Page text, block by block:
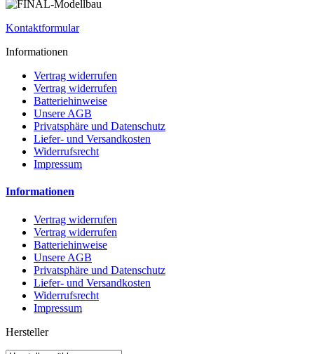
Kontaktformular
Informationen
Vertrag widerrufen
Vertrag widerrufen
Batteriehinweise
Unsere AGB
Privatsphäre und Datenschutz
Liefer- und Versandkosten
Widerrufsrecht
Impressum
Informationen
Vertrag widerrufen
Vertrag widerrufen
Batteriehinweise
Unsere AGB
Privatsphäre und Datenschutz
Liefer- und Versandkosten
Widerrufsrecht
Impressum
Hersteller